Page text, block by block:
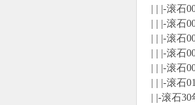
| | |-滚石
| | |-滚石
| | |-滚石
| | |-滚石
| | |-滚石
| | |-滚石
| |-滚石